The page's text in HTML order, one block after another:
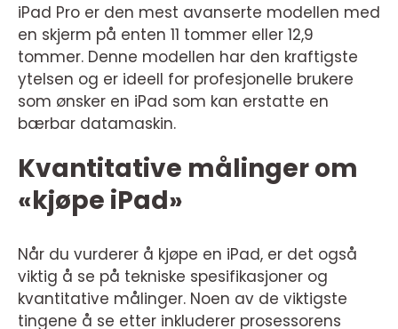
iPad Pro er den mest avanserte modellen med
en skjerm på enten 11 tommer eller 12,9
tommer. Denne modellen har den kraftigste
ytelsen og er ideell for profesjonelle brukere
som ønsker en iPad som kan erstatte en
bærbar datamaskin.
Kvantitative målinger om
«kjøpe iPad»
Når du vurderer å kjøpe en iPad, er det også
viktig å se på tekniske spesifikasjoner og
kvantitative målinger. Noen av de viktigste
tingene å se etter inkluderer prosessorens